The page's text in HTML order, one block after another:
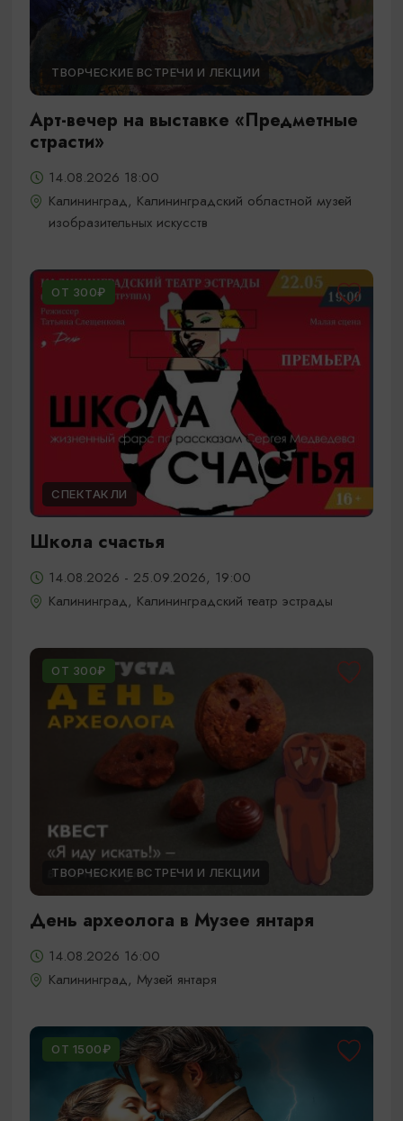
ТВОРЧЕСКИЕ ВСТРЕЧИ И ЛЕКЦИИ
Арт-вечер на выставке «Предметные
страсти»
14.08.2026 18:00
Калининград, Калининградский областной музей
изобразительных искусств
ОТ 300₽
СПЕКТАКЛИ
Школа счастья
14.08.2026 - 25.09.2026, 19:00
Калининград, Калининградский театр эстрады
ОТ 300₽
ТВОРЧЕСКИЕ ВСТРЕЧИ И ЛЕКЦИИ
День археолога в Музее янтаря
14.08.2026 16:00
Калининград, Музей янтаря
ОТ 1500₽